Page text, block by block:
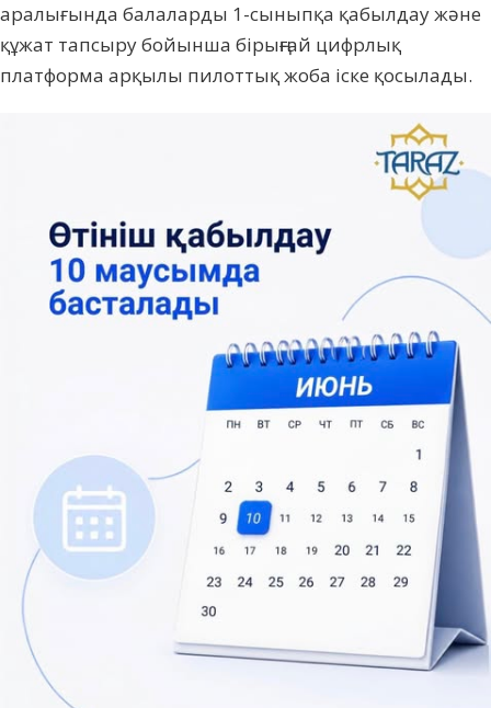
аралығында балаларды 1-сыныпқа қабылдау және
құжат тапсыру бойынша бірыңғай цифрлық
платформа арқылы пилоттық жоба іске қосылады.